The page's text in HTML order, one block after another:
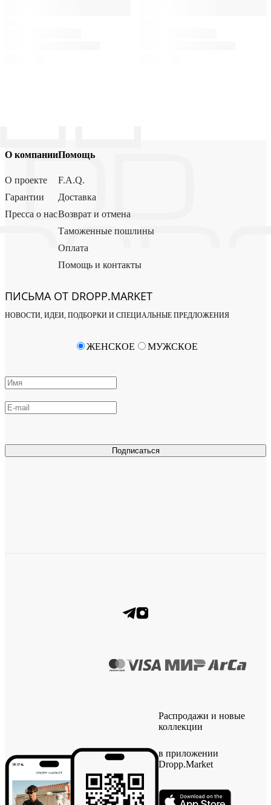
О компании
О проекте
Гарантии
Пресса о нас
Помощь
F.A.Q.
Доставка
Возврат и отмена
Таможенные пошлины
Оплата
Помощь и контакты
ПИСЬМА ОТ DROPP.MARKET
НОВОСТИ, ИДЕИ, ПОДБОРКИ И СПЕЦИАЛЬНЫЕ ПРЕДЛОЖЕНИЯ
Подписаться
ЖЕНСКОЕ МУЖСКОЕ
Распродажи и новые
коллекции
в приложении
Dropp.Market